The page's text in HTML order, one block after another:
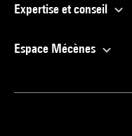
Expertise et conseil
Espace Mécènes